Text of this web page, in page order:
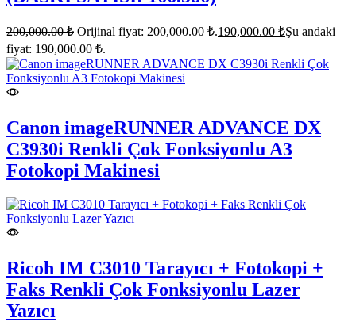
200,000.00₺ Orijinal fiyat: 200,000.00 ₺.190,000.00 ₺Şu andaki
fiyat: 190,000.00 ₺.
Canon imageRUNNER ADVANCE DX
C3930i Renkli Çok Fonksiyonlu A3
Fotokopi Makinesi
Ricoh IM C3010 Tarayıcı + Fotokopi +
Faks Renkli Çok Fonksiyonlu Lazer
Yazıcı